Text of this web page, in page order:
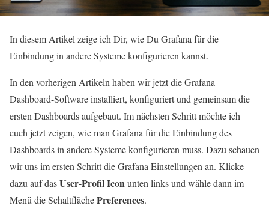
In diesem Artikel zeige ich Dir, wie Du Grafana für die
Einbindung in andere Systeme konfigurieren kannst.
In den vorherigen Artikeln haben wir jetzt die Grafana
Dashboard-Software installiert, konfiguriert und gemeinsam die
ersten Dashboards aufgebaut. Im nächsten Schritt möchte ich
euch jetzt zeigen, wie man Grafana für die Einbindung des
Dashboards in andere Systeme konfigurieren muss. Dazu schauen
wir uns im ersten Schritt die Grafana Einstellungen an. Klicke
dazu auf dasUser-Profil Iconunten links und wähle dann im
Menü die SchaltflächePreferences.